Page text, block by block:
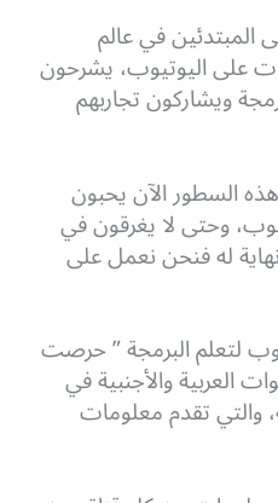
في عالم
على اليوتيوب، يشرحون
ويشاركون تجاربهم
السطور الآن يحبون
وحتى لا يغرقون في
له فنحن نعمل على
لتعلم البرمجة ” حرصت
العربية والأجنبية في
تقدم معلومات